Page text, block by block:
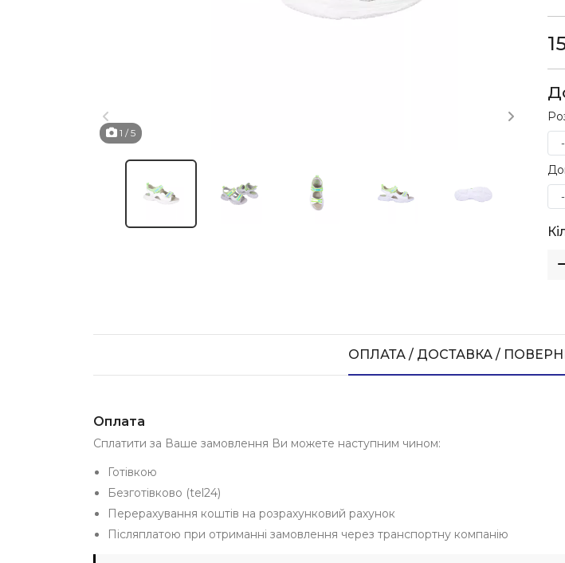
1 / 5
ОПЛАТА / ДОСТАВКА /
Оплата
Сплатити за Ваше замовлення Ви можете наступним чином:
Готівкою
Безготівково (tel24)
Перерахування коштів на розрахунковий рахунок
Післяплатою при отриманні замовлення через транспортну компанію